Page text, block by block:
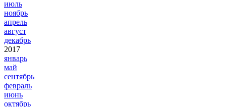
июль
ноябрь
апрель
август
декабрь
2017
январь
май
сентябрь
февраль
июнь
октябрь